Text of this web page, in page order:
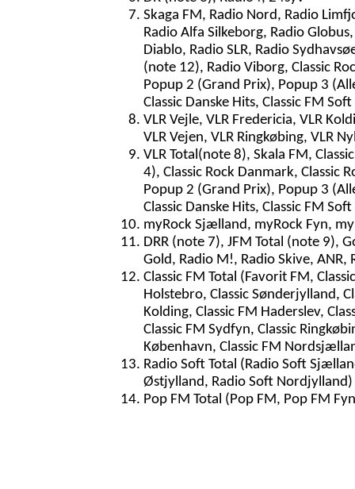
Skaga FM, Radio Nord, Radio
Radio Alfa Silkeborg, Radio
Diablo, Radio SLR, Radio
(note 12), Radio Viborg, Classic
Popup 2 (Grand Prix), Popup 3
Classic Danske Hits, Classic FM Soft
VLR Vejle, VLR Fredericia, VLR
VLR Vejen, VLR Ringkøbing, VLR
VLR Total(note 8), Skala FM,
4), Classic Rock Danmark, Classic
Popup 2 (Grand Prix), Popup 3
Classic Danske Hits, Classic FM Soft
myRock Sjælland, myRock Fyn,
DRR (note 7), JFM Total (note 9),
Gold, Radio M!, Radio Skive, ANR,
Classic FM Total (Favorit FM,
Holstebro, Classic Sønderjylland,
Kolding, Classic FM Haderslev,
Classic FM Sydfyn, Classic
København, Classic FM
Radio Soft Total (Radio Soft
Østjylland, Radio Soft Nordjylland)
Pop FM Total (Pop FM, Pop FM